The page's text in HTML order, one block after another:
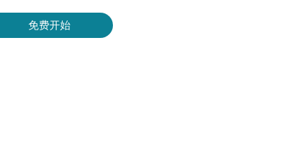
免费开始